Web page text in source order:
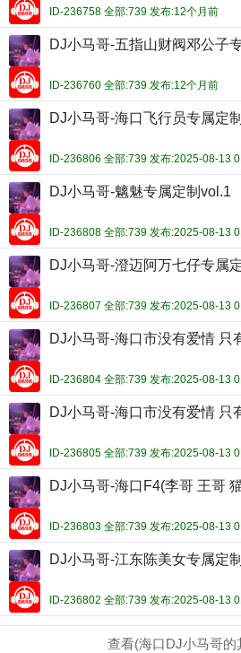
ID-236758 全部:739 发布:12个月前
DJ小马哥-五指山财阀邓公子
ID-236760 全部:739 发布:12个月前
DJ小马哥-海口飞行员专属定
ID-236806 全部:739 发布:2025-08-13
DJ小马哥-魑魅专属定制vol.1
ID-236808 全部:739 发布:2025-08-13
DJ小马哥-澄迈阿万七仔专属
ID-236807 全部:739 发布:2025-08-13
DJ小马哥-海口市没有爱情 只
ID-236804 全部:739 发布:2025-08-13
DJ小马哥-海口市没有爱情 只
ID-236805 全部:739 发布:2025-08-13
DJ小马哥-海口F4(李哥 王哥
ID-236803 全部:739 发布:2025-08-13
DJ小马哥-江东陈美女专属定
ID-236802 全部:739 发布:2025-08-13
查看(海口DJ小马哥的